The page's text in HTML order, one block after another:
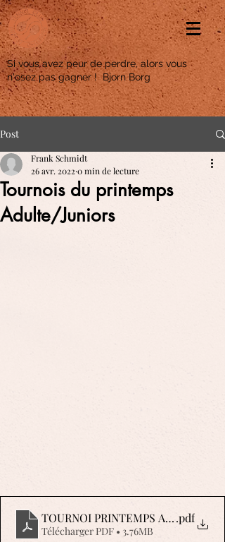
Si vous avez peur de perdre, alors vous
n'osez pas gagner ! Bjorn Borg
Post
Tournois du printemps
Adulte/Juniors
Frank Schmidt
26 avr. 2022 0 min de lecture
TOURNOI PRINTEMPS A4 2019
.pdf
Télécharger PDF • 3.76MB